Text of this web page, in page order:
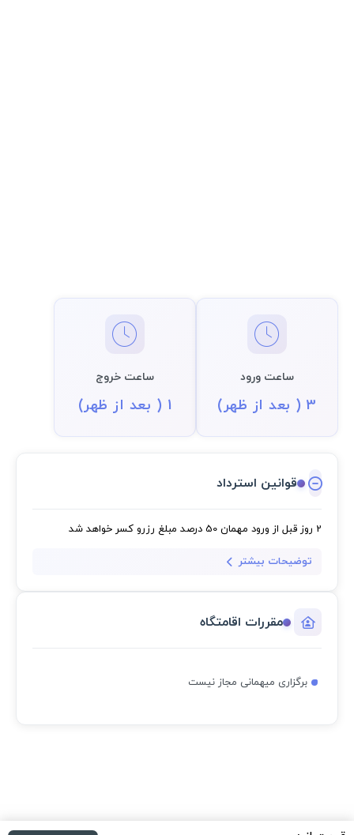
ساعت ورود
3 ( بعد از ظهر)
ساعت خروج
1 ( بعد از ظهر)
قوانین استرداد
2 روز قبل از ورود مهمان 50 درصد مبلغ رزرو کسر خواهد شد
توضیحات بیشتر
مقررات اقامتگاه
برگزاری میهمانی مجاز نیست